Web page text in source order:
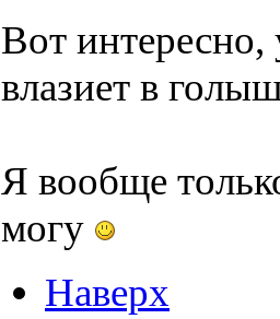
Вот интересно,
влазиет в
Я вообще
могу
Наверх